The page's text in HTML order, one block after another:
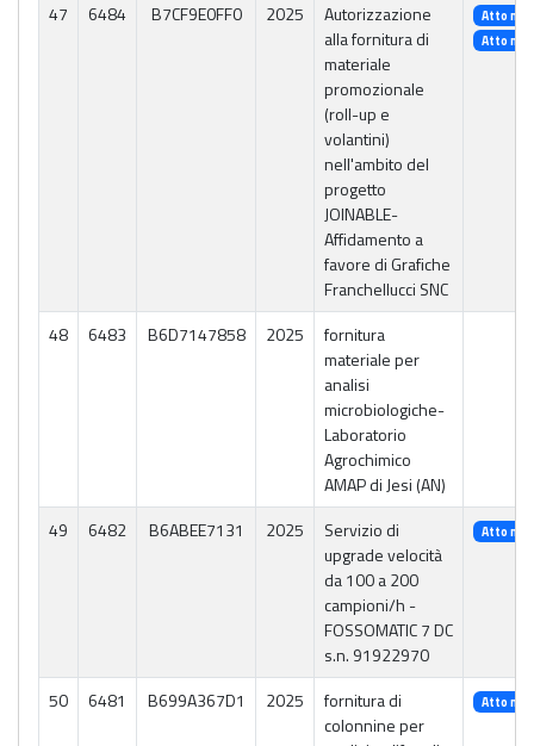
47 6484 B7CF9E0FF0 2025
Autorizzazione
alla fornitura di
materiale
promozionale
(roll-up e
volantini)
nell'ambito del
progetto
JOINABLE-
Affidamento a
favore di Grafiche
Franchellucci SNC
Atto n.
Atto n.
48 6483 B6D7147858 2025
fornitura
materiale per
analisi
microbiologiche-
Laboratorio
Agrochimico
AMAP di Jesi (AN)
49
6482 B6ABEE7131 2025
Servizio di
upgrade velocità
da 100 a 200
campioni/h -
FOSSOMATIC 7 DC
s.n. 91922970
Atto n.
50 6481 B699A367D1 2025
fornitura di
colonnine per
Atto n.